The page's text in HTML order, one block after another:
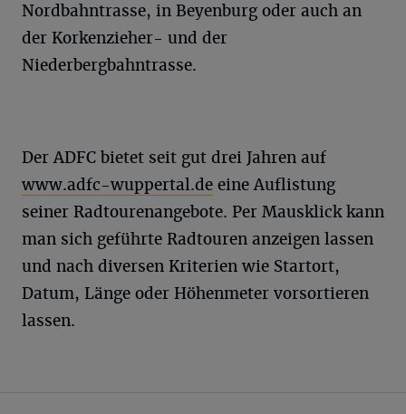
Nordbahntrasse, in Beyenburg oder auch an
der Korkenzieher- und der
Niederbergbahntrasse.
Der ADFC bietet seit gut drei Jahren auf
www.adfc-wuppertal.de eine Auflistung
seiner Radtourenangebote. Per Mausklick kann
man sich geführte Radtouren anzeigen lassen
und nach diversen Kriterien wie Startort,
Datum, Länge oder Höhenmeter vorsortieren
lassen.